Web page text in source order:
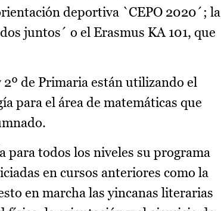
deportiva `CEPO 2020´; la
juntos´ o el Erasmus KA 101, que
2º de Primaria están utilizando el
para el área de matemáticas que
para todos los niveles su programa
en cursos anteriores como la
en marcha las yincanas literarias